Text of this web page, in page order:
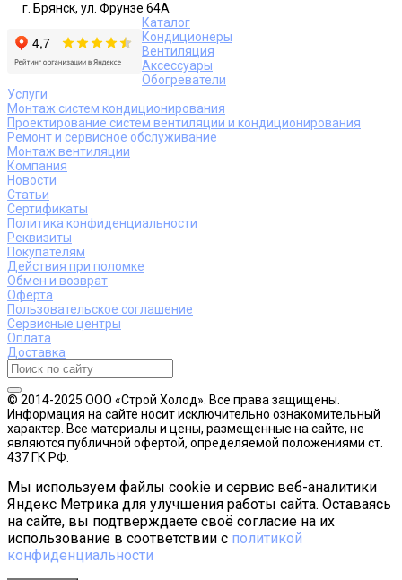
г. Брянск, ул. Фрунзе 64А
Каталог
Кондиционеры
Вентиляция
Аксессуары
Обогреватели
Услуги
Монтаж систем кондиционирования
Проектирование систем вентиляции и кондиционирования
Ремонт и сервисное обслуживание
Монтаж вентиляции
Компания
Новости
Статьи
Сертификаты
Политика конфиденциальности
Реквизиты
Покупателям
Действия при поломке
Обмен и возврат
Оферта
Пользовательское соглашение
Сервисные центры
Оплата
Доставка
© 2014-2025 ООО «Строй Холод». Все права защищены.
Информация на сайте носит исключительно ознакомительный
характер. Все материалы и цены, размещенные на сайте, не
являются публичной офертой, определяемой положениями ст.
437 ГК РФ.
Мы используем файлы cookie и сервис веб-аналитики
Яндекс Метрика для улучшения работы сайта. Оставаясь
на сайте, вы подтверждаете своё согласие на их
использование в соответствии с политикой
конфиденциальности